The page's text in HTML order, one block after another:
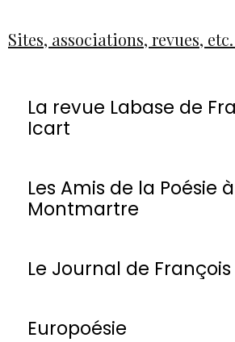
Sites, associations, revues,
La revue Labase de
Icart
Les Amis de la Poésie à
Montmartre
Le Journal de François
Europoésie